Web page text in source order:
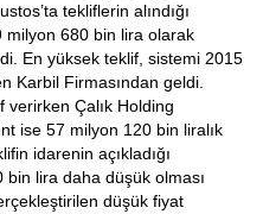
tekliflerin alındığı
milyon 680 bin lira olarak
En yüksek teklif, sistemi 2015
Karbil Firmasından geldi.
Çalık Holding
ise 57 milyon 120 bin liralık
idarenin açıkladığı
lira daha düşük olması
düşük fiyat